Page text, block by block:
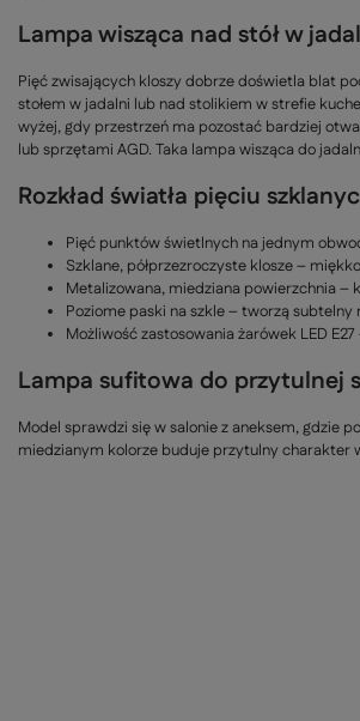
Lampa wisząca nad stół w
Pięć zwisających kloszy dobrze doświetla blat
stołem w jadalni lub nad stolikiem w strefie
wyżej, gdy przestrzeń ma pozostać bardziej
lub sprzętami AGD. Taka lampa wisząca do
Rozkład światła pięciu
Pięć punktów świetlnych na jednym
Szklane, półprzezroczyste klosze –
Metalizowana, miedziana powierzchnia –
Poziome paski na szkle – tworzą
Możliwość zastosowania żarówek LED
Lampa sufitowa do przytulnej
Model sprawdzi się w salonie z aneksem, gdzie
miedzianym kolorze buduje przytulny charakter